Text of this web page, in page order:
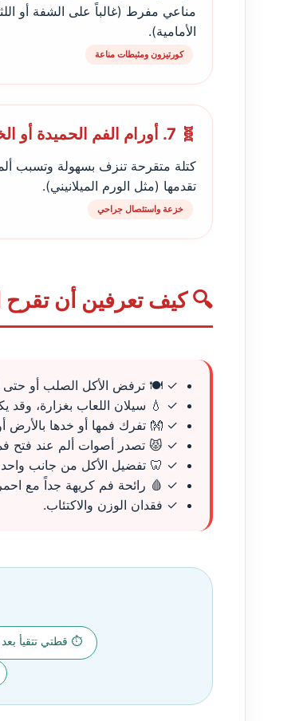
مناعي مفرط (غالباً على الشفة أو
الأمامية).
كورتيزون ومثبطات مناعة
🧬 7. أورام الفم الحميدة أو الخبيثة
كتلة متقرحة تنزف بسهولة وتسبب
تقدمها (مثل الورم الميلانيني).
خزعة واستئصال جراحي
🔍 كيف تعرفين أن تقرح
✓ 🍽️ ترفض الأكل الصلب أو حتى
✓ 💧 سيلان اللعاب بغزارة، وقد
✓ 👐 تفرك فمها أو خدها بالأرض
✓ 😾 تصدر أصوات ألم عند فتح
✓ 🦷 تفضيل الأكل من جانب
✓ 🩸 رائحة فم كريهة جداً مع
✓ فقدان الوزن والاكتئاب.
⏱️ قطتي تتقيأ